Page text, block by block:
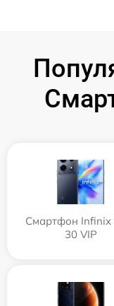
Смартфон Infinix
30 VIP